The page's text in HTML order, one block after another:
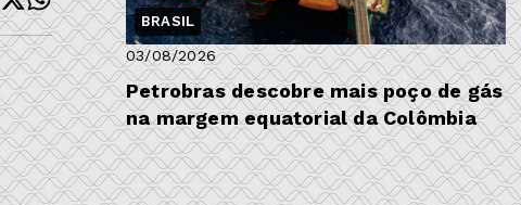
BRASIL
03/08/2026
Petrobras descobre mais poço de gás
na margem equatorial da Colômbia